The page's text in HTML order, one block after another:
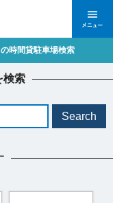
時間貸駐車場検索
検索
Search